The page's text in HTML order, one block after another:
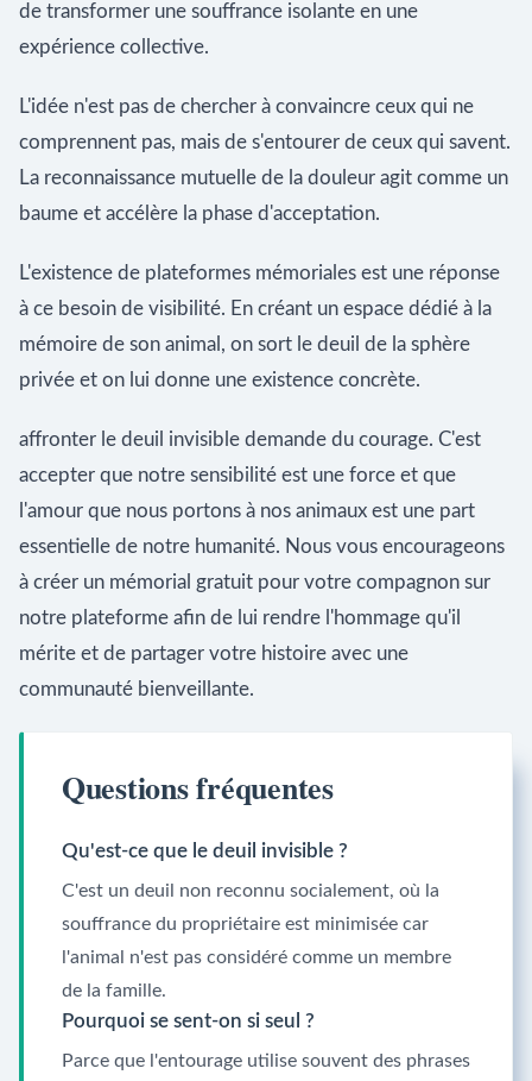
de transformer une souffrance isolante en une
expérience collective.
L'idée n'est pas de chercher à convaincre ceux qui ne
comprennent pas, mais de s'entourer de ceux qui savent.
La reconnaissance mutuelle de la douleur agit comme un
baume et accélère la phase d'acceptation.
L'existence de plateformes mémoriales est une réponse
à ce besoin de visibilité. En créant un espace dédié à la
mémoire de son animal, on sort le deuil de la sphère
privée et on lui donne une existence concrète.
affronter le deuil invisible demande du courage. C'est
accepter que notre sensibilité est une force et que
l'amour que nous portons à nos animaux est une part
essentielle de notre humanité. Nous vous encourageons
à créer un mémorial gratuit pour votre compagnon sur
notre plateforme afin de lui rendre l'hommage qu'il
mérite et de partager votre histoire avec une
communauté bienveillante.
Questions fréquentes
Qu'est-ce que le deuil invisible ?
C'est un deuil non reconnu socialement, où la
souffrance du propriétaire est minimisée car
l'animal n'est pas considéré comme un membre
de la famille.
Pourquoi se sent-on si seul ?
Parce que l'entourage utilise souvent des phrases